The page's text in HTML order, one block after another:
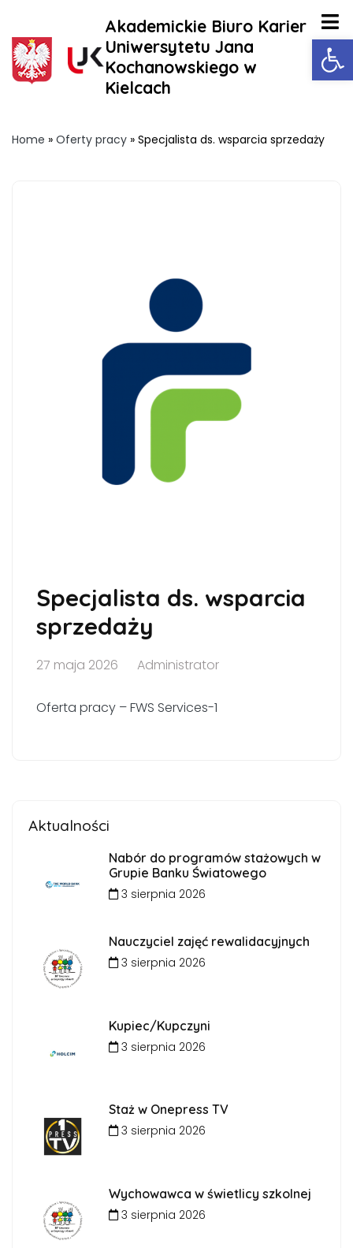
Akademickie Biuro Karier
Uniwersytetu Jana
Kochanowskiego w
Kielcach
Home » Oferty pracy » Specjalista ds. wsparcia sprzedaży
Specjalista ds. wsparcia
sprzedaży
27 maja 2026 Administrator
Oferta pracy – FWS Services-1
Aktualności
Nabór do programów stażowych w
Grupie Banku Światowego
3 sierpnia 2026
Nauczyciel zajęć rewalidacyjnych
3 sierpnia 2026
Kupiec/Kupczyni
3 sierpnia 2026
Staż w Onepress TV
3 sierpnia 2026
Wychowawca w świetlicy szkolnej
3 sierpnia 2026